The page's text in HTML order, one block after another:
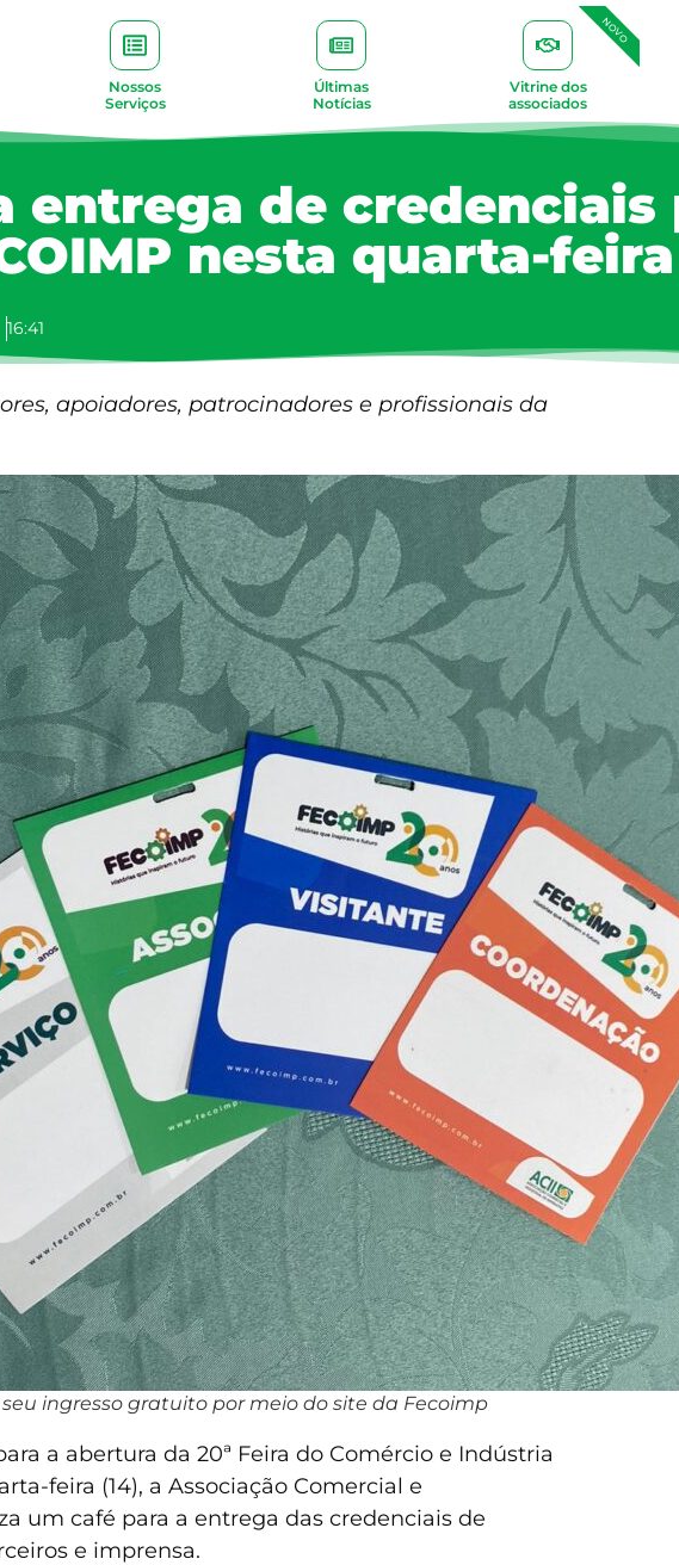
Nossos
Serviços
Últimas
Notícias
Vitrine dos
associados
NOVO
entrega de credenciais
nesta quarta-feira
16:41
apoiadores, patrocinadores e profissionais da
ingresso gratuito por meio do site da Fecoimp
a abertura da 20ª Feira do Comércio e Indústria
feira (14), a Associação Comercial e
um café para a entrega das credenciais de
e imprensa.